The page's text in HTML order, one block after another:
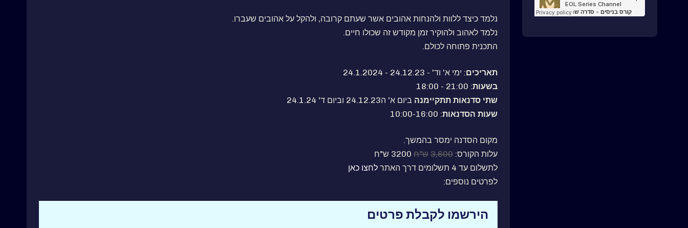
נלמד כיצד ללוות ולהנחות אהובים אשר שעתם קרובה, ולהקל על אהובים שעברו.
נלמד לאהוב ולהוקיר זמן מקודש זה שכולו חיים.
התכנית פתוחה לכולם.
תאריכים: ימי א' וד' - 24.12.23 - 24.1.2024
בשעות: 21:00 - 18:00
שתי סדנאות תתקיימנה ביום א' ה24.12.23 וביום ד' 24.1.24
שעות הסדנאות: 10:00-16:00
מקום הסדנה ימסר בהמשך.
עלות הקורס: 3,600 ש"ח
לתשלום עד 4 תשלומים דרך האתר
לחצו כאן
לפרטים נוספים:
הירשמו לקבלת פרטים